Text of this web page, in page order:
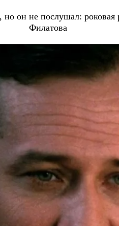
но он не послушал: роковая
Филатова